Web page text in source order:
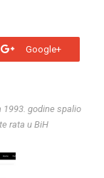
Google+
1993. godine spalio
rata u BiH